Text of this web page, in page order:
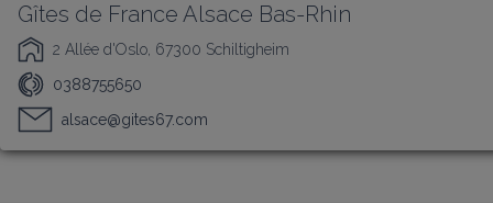
Gîtes de France Alsace Bas-Rhin
2 Allée d'Oslo, 67300 Schiltigheim
0388755650
alsace@gites67.com